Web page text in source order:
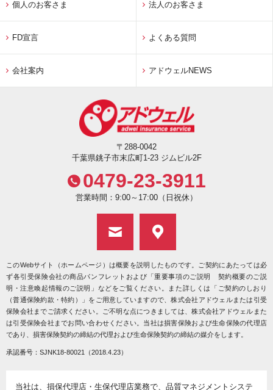
個人のお客さま 法人のお客さま
FD宣言 よくある質問
会社案内 アドウェルNEWS
〒288-0042
千葉県銚子市末広町1-23 ジムビル2F
0479-23-3911
営業時間：9:00～17:00（日祝休）
このWebサイト（ホームページ）は概要を説明したものです。ご契約にあたっては必
ず各引受保険会社の商品パンフレットおよび「重要事項のご説明 契約概要のご説
明・注意喚起情報のご説明」などをご覧ください。また詳しくは「ご契約のしおり
（普通保険約款・特約）」をご用意していますので、株式会社アドウェルまたは引受
保険会社までご請求ください。ご不明な点につきましては、株式会社アドウェルまた
は引受保険会社までお問い合わせください。当社は損害保険および生命保険の代理店
であり、損害保険契約の締結の代理および生命保険契約の締結の媒介をします。
承認番号：SJNK18-80021（2018.4.23）
当社は、損保代理店・生保代理店業務で、品質マネジメントシステ